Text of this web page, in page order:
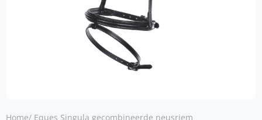
Home/ Eques Singula gecombineerde neusriem